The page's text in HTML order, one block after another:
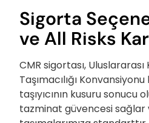
Sigorta
ve All Risks
CMR sigortası, Uluslararası
Taşımacılığı
taşıyıcının kusuru sonucu
tazminat güvencesi